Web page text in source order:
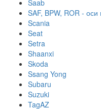
Saab
SAF, BPW, ROR -
Scania
Seat
Setra
Shaanxi
Skoda
Ssang Yong
Subaru
Suzuki
TagAZ